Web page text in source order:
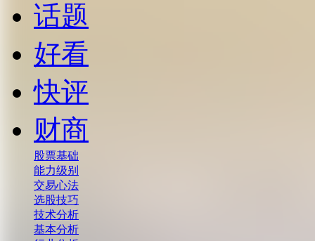
话题
好看
快评
财商
股票基础
能力级别
交易心法
选股技巧
技术分析
基本分析